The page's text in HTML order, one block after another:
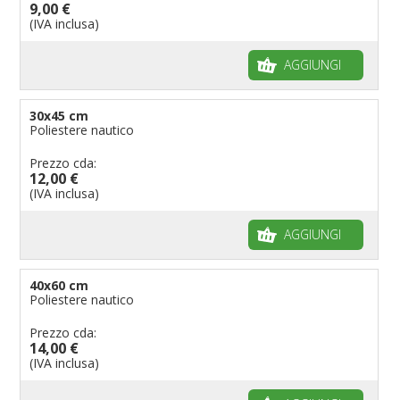
Bandiere per musicisti
pennoni per bandiere
9,00 €
(IVA inclusa)
AGGIUNGI
30x45 cm
Poliestere nautico
Prezzo cda:
12,00 €
(IVA inclusa)
AGGIUNGI
40x60 cm
Poliestere nautico
Prezzo cda:
14,00 €
(IVA inclusa)